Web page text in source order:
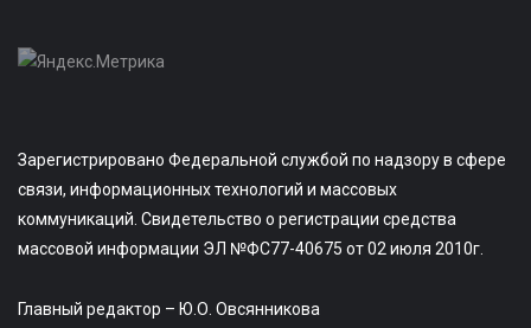
Зарегистрировано Федеральной службой по надзору в сфере
связи, информационных технологий и массовых
коммуникаций. Свидетельство о регистрации средства
массовой информации ЭЛ №ФС77-40675 от 02 июля 2010г.
Главный редактор – Ю.О. Овсянникова